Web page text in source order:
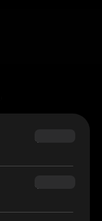
$69.90
$54.90